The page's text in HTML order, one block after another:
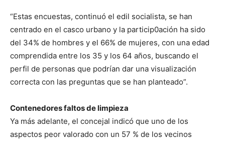
“Estas encuestas, continuó el edil socialista, se han
centrado en el casco urbano y la particip0ación ha sido
del 34% de hombres y el 66% de mujeres, con una edad
comprendida entre los 35 y los 64 años, buscando el
perfil de personas que podrían dar una visualización
correcta con las preguntas que se han planteado”.
Contenedores faltos de limpieza
Ya más adelante, el concejal indicó que uno de los
aspectos peor valorado con un 57 % de los vecinos